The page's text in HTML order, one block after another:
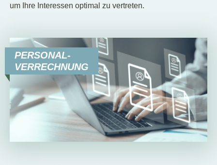
um Ihre Interessen optimal zu vertreten.
PERSONAL-
VERRECHNUNG